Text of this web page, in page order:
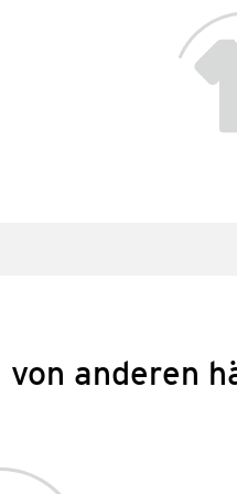
von anderen